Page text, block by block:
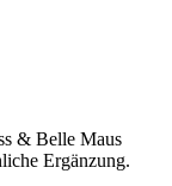
& Belle Maus
Ergänzung.